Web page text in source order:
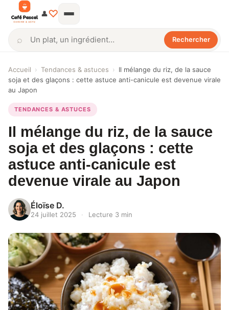
⌕
Rechercher
Rechercher
👤♡
Accueil › Tendances & astuces › Il mélange du riz, de la sauce
soja et des glaçons : cette astuce anti-canicule est devenue virale
au Japon
TENDANCES & ASTUCES
Il mélange du riz, de la sauce
soja et des glaçons : cette
astuce anti-canicule est
devenue virale au Japon
Éloïse D.
24 juillet 2025 · Lecture 3 min